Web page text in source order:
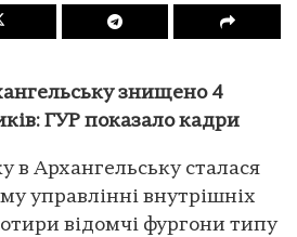
знищено 4
ГУР показало кадри
в Архангельську сталася
управлінні внутрішніх
відомчі фургони типу